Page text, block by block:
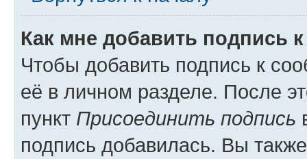
Как мне добавить подпись
Чтобы добавить подпись к
её в личном разделе. После
пункт Присоединить подпись
подпись добавилась. Вы